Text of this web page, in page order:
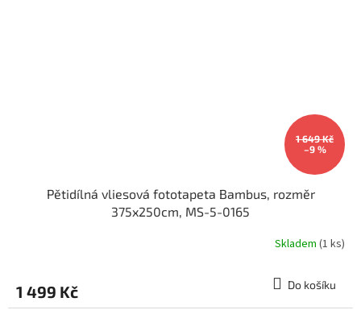
1 649 Kč
–9 %
Pětidílná vliesová fototapeta Bambus, rozměr
375x250cm, MS-5-0165
Skladem (1 ks)
1 499 Kč Do košíku